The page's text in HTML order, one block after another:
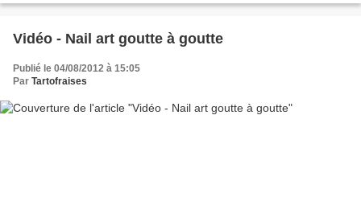
Vidéo - Nail art goutte à goutte
Publié le 04/08/2012 à 15:05
Par Tartofraises